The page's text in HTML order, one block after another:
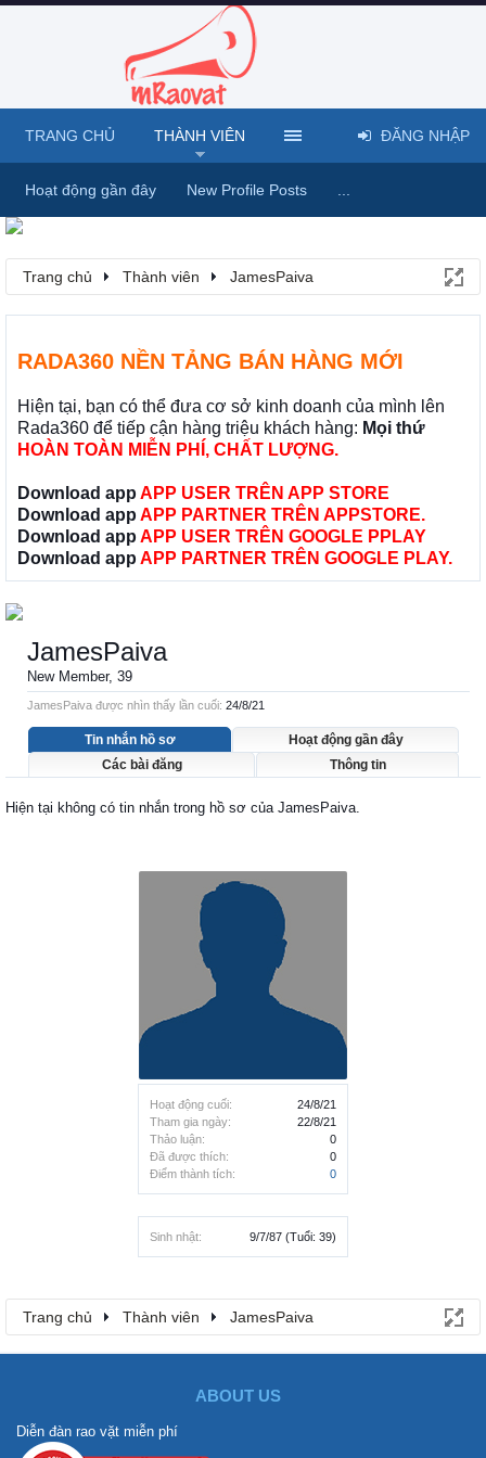
Trang chủ Thành viên JamesPaiva
RADA360 NỀN TẢNG BÁN HÀNG MỚI
Hiện tại, bạn có thể đưa cơ sở kinh doanh của mình lên
Rada360 để tiếp cận hàng triệu khách hàng: Mọi thứ
HOÀN TOÀN MIỄN PHÍ, CHẤT LƯỢNG.
Download app APP USER TRÊN APP STORE
Download app APP PARTNER TRÊN APPSTORE.
Download app APP USER TRÊN GOOGLE PPLAY
Download app APP PARTNER TRÊN GOOGLE PLAY.
Hoạt động cuối:
24/8/21
Tham gia ngày:
22/8/21
Thảo luận:
0
Đã được thích:
0
Điểm thành tích:
0
Sinh nhật: 9/7/87 (Tuổi: 39)
JamesPaiva
New Member, 39
JamesPaiva được nhìn thấy lần cuối: 24/8/21
Tin nhắn hồ sơ
Hoạt động gần đây
Các bài đăng
Thông tin
Hiện tại không có tin nhắn trong hồ sơ của JamesPaiva.
Trang chủ Thành viên JamesPaiva
TRANG CHỦ THÀNH VIÊN
Hoạt động gần đây New Profile Posts
ĐĂNG NHẬP
ABOUT US
Diễn đàn rao vặt miễn phí